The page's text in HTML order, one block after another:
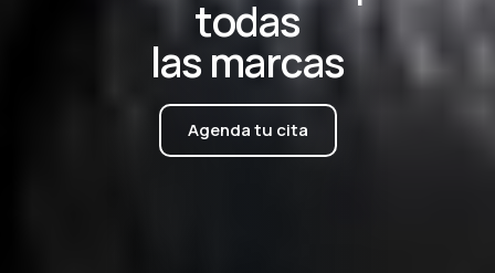
todas
las marcas
Agenda tu cita